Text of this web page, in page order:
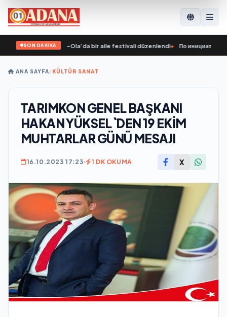
SON DAKİKA
girişimiyle Yoshkar-Ola’da bir aile festivali düzenlendi• По инициативе
ANA SAYFA/KÜLTÜR SANAT
TARIMKON GENEL BAŞKANI
HAKAN YÜKSEL`DEN 19 EKİM
MUHTARLAR GÜNÜ MESAJI
16.10.2023 17:23 1 DK OKUMA X